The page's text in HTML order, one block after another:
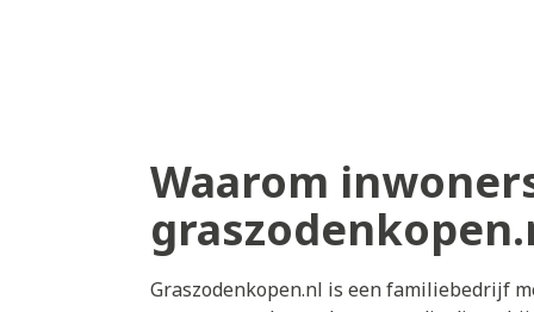
Waarom
Graszodenkopen.nl is een familiebedrijf